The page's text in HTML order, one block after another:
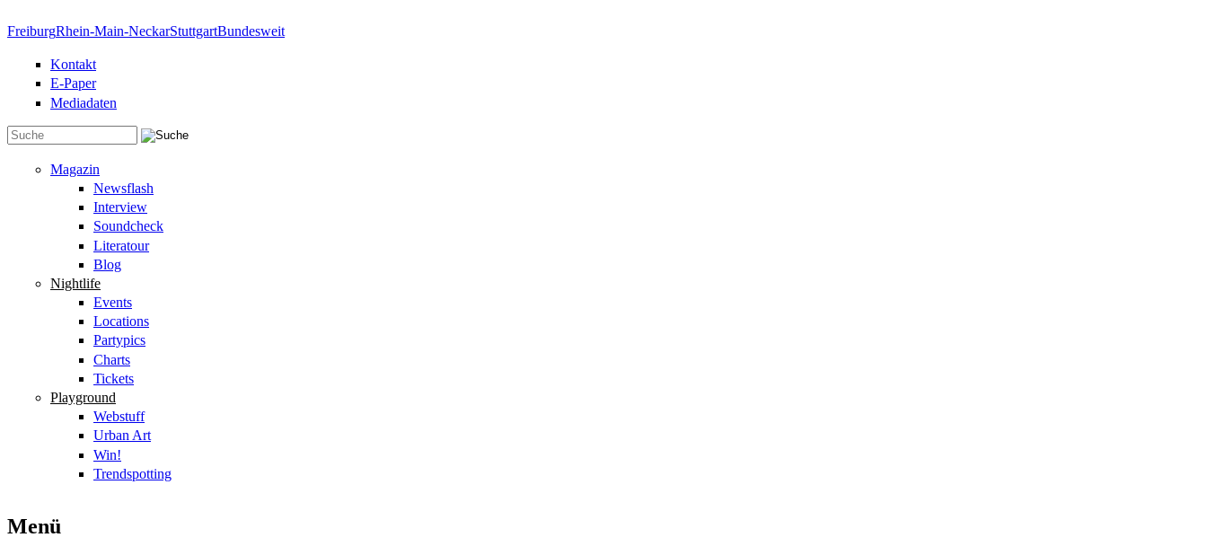
FreiburgRhein-Main-NeckarStuttgartBundesweit
Kontakt
E-Paper
Mediadaten
Magazin
Newsflash
Interview
Soundcheck
Literatour
Blog
Nightlife
Events
Locations
Partypics
Charts
Tickets
Playground
Webstuff
Urban Art
Win!
Trendspotting
Menü